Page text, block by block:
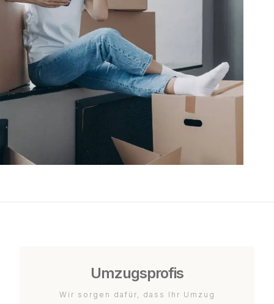
Umzugsprofis
Wir sorgen dafür, dass Ihr Umzug